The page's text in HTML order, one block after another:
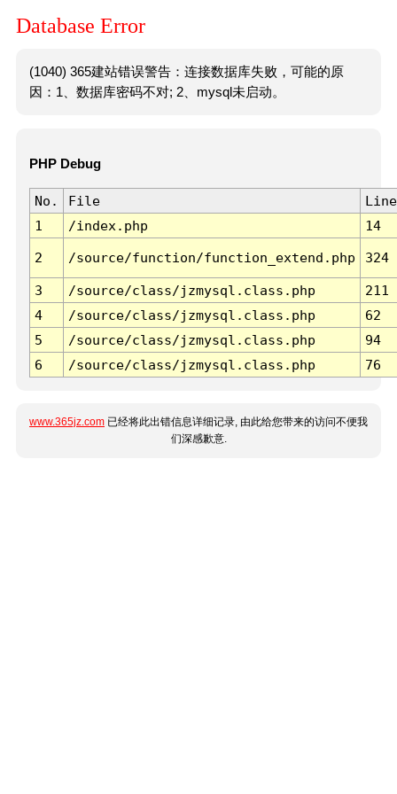
Database Error
(1040) 365建站错误警告：连接数据库失败，可能的原
因：1、数据库密码不对; 2、mysql未启动。
PHP Debug
No. File
Line
1
/index.php 14
2 /source/function/function_extend.php 324
3 /source/class/jzmysql.class.php
211
4
/source/class/jzmysql.class.php
62
5
/source/class/jzmysql.class.php
94
6
/source/class/jzmysql.class.php 76
www.365jz.com 已经将此出错信息详细记录, 由此给您带来的访问不便我
们深感歉意.